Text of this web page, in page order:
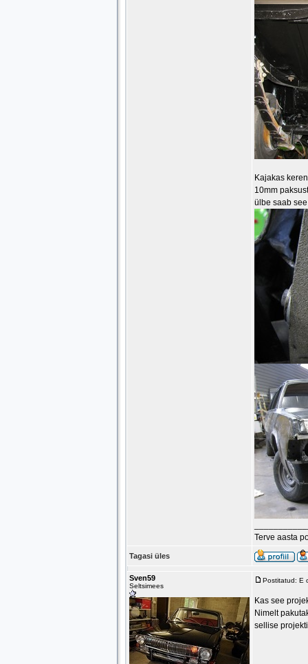
Kajakas
10mm
ülbe saab
Terve aasta
Tagasi üles
Sven59
Seltsimees
Postitatud: E
Kas see
Nimelt
sellise